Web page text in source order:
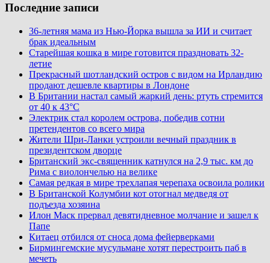
Последние записи
36-летняя мама из Нью-Йорка вышла за ИИ и считает
брак идеальным
Старейшая кошка в мире готовится праздновать 32-
летие
Прекрасный шотландский остров с видом на Ирландию
продают дешевле квартиры в Лондоне
В Британии настал самый жаркий день: ртуть стремится
от 40 к 43°C
Электрик стал королем острова, победив сотни
претендентов со всего мира
Жители Шри-Ланки устроили вечный праздник в
президентском дворце
Британский экс-священник катнулся на 2,9 тыс. км до
Рима с виолончелью на велике
Самая редкая в мире трехлапая черепаха освоила ролики
В Британской Колумбии кот отогнал медведя от
подъезда хозяина
Илон Маск прервал девятидневное молчание и зашел к
Папе
Китаец отбился от сноса дома фейерверками
Бирмингемские мусульмане хотят перестроить паб в
мечеть